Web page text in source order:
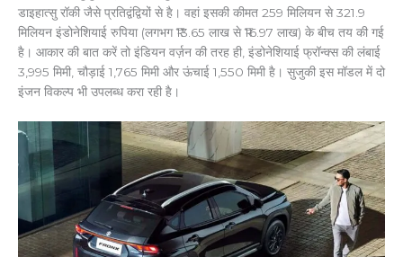
डाइहात्सु रॉकी जैसे प्रतिद्वंद्वियों से है। वहां इसकी कीमत 259 मिलियन से 321.9
मिलियन इंडोनेशियाई रुपिया (लगभग ₹13.65 लाख से ₹16.97 लाख) के बीच तय की गई
है। आकार की बात करें तो इंडियन वर्ज़न की तरह ही, इंडोनेशियाई फ्रॉन्क्स की लंबाई
3,995 मिमी, चौड़ाई 1,765 मिमी और ऊंचाई 1,550 मिमी है। सुजुकी इस मॉडल में दो
इंजन विकल्प भी उपलब्ध करा रही है।